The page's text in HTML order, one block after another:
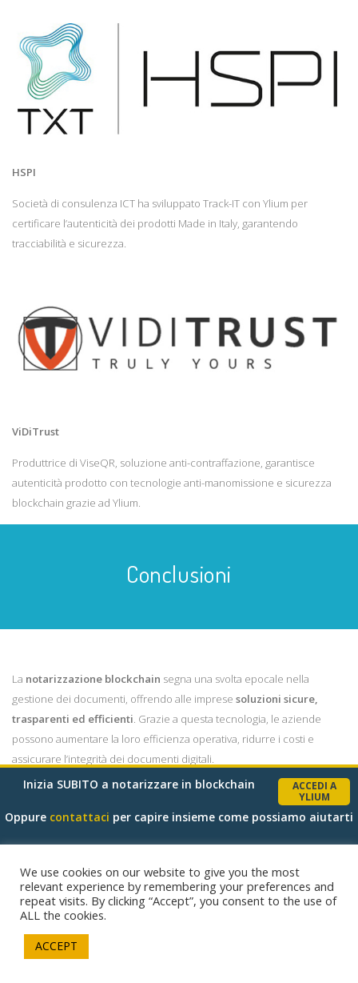
HSPI
Società di consulenza ICT ha sviluppato Track-IT con Ylium per
certificare l’autenticità dei prodotti Made in Italy, garantendo
tracciabilità e sicurezza.
ViDiTrust
Produttrice di ViseQR, soluzione anti-contraffazione, garantisce
autenticità prodotto con tecnologie anti-manomissione e sicurezza
blockchain grazie ad Ylium.
Conclusioni
La notarizzazione blockchain segna una svolta epocale nella
gestione dei documenti, offrendo alle imprese soluzioni sicure,
trasparenti ed efficienti. Grazie a questa tecnologia, le aziende
possono aumentare la loro efficienza operativa, ridurre i costi e
assicurare l’integrità dei documenti digitali.
ConYlium, l’implementazione della notarizzazione blockchain
diventa più accessibile ed economica, permettendo a qualsiasi
implementare queste soluzioni nella tua azienda
Inizia SUBITO a notarizzare in blockchain
ACCEDI A
YLIUM
Oppure contattaci per capire insieme come possiamo aiutarti
We use cookies on our website to give you the most
relevant experience by remembering your preferences and
repeat visits. By clicking “Accept”, you consent to the use of
ALL the cookies.
ACCEPT